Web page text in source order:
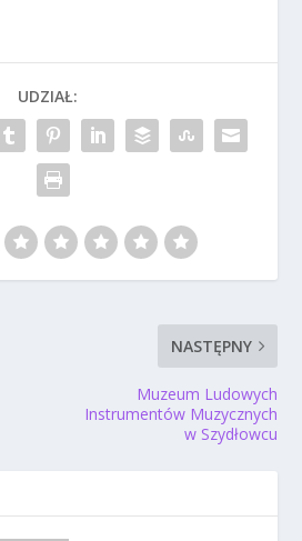
UDZIAŁ:
NASTĘPNY
Muzeum Ludowych
Instrumentów Muzycznych
w Szydłowcu